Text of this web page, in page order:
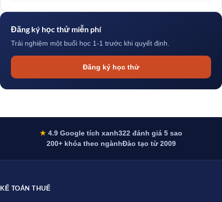
Đăng ký học thử miễn phí
Trải nghiệm một buổi học 1-1 trước khi quyết định.
Đăng ký học thử
★ 4.9 Google tích xanh322 đánh giá 5 sao
200+ khóa theo ngànhĐào tạo từ 2009
KẾ TOÁN THUẾ